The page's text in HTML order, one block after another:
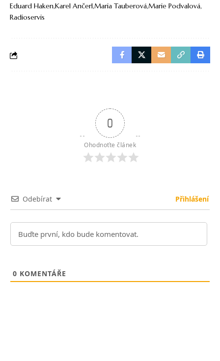
Eduard HakenKarel AnčerlMaria TauberováMarie Podvalová
Radioservis
0
Ohodnoťte článek
Odebírat Přihlášení
0 KOMENTÁŘE